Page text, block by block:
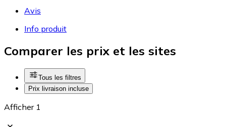
Avis
Info produit
Comparer les prix et les sites
Tous les filtres
Prix livraison incluse
Afficher 1